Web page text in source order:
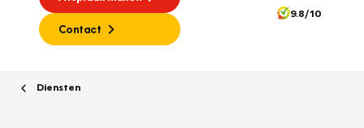
Contact
9.8/10
Diensten